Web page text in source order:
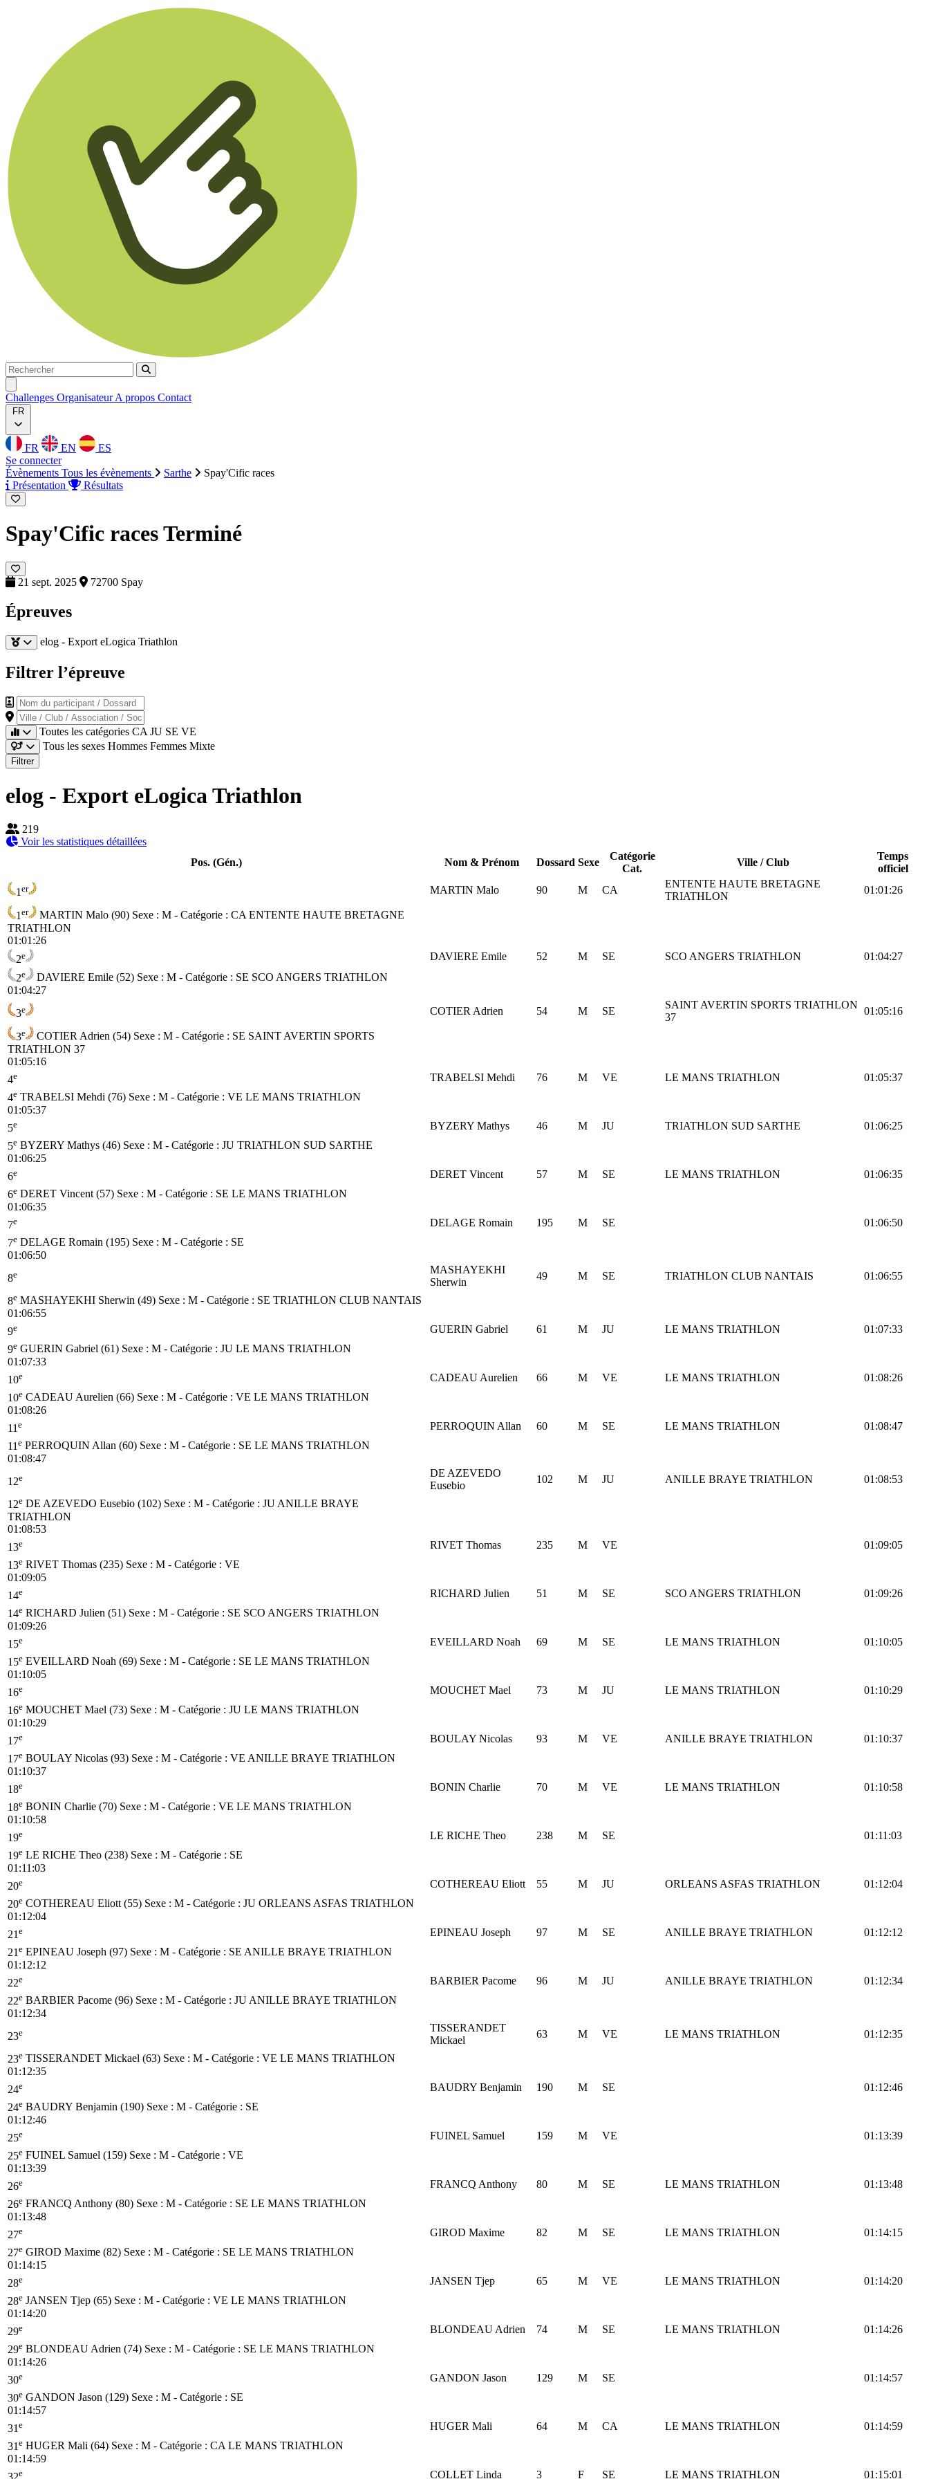
Rechercher
Rechercher
Challenges OrganisateurA propos Contact
FR
FR EN
ES
Se connecter
Évènements Tous les évènements Sarthe
Spay'Cific races
Présentation
Résultats
Spay'Cific racesTerminé
21 sept. 2025 72700 Spay
Épreuves
elog - Export eLogica Triathlon
Filtrer l’épreuve
Nom du participant / Dossard
Ville / Club / Association / Société
Toutes les catégories CA JU SE VE
Tous les sexes Hommes Femmes Mixte
Filtrer
elog - Export eLogica Triathlon
219
Voir les statistiques détaillées
Pos. (Gén.)
Nom & Prénom Dossard Sexe
Catégorie
Cat.
Ville / Club
Temps
officiel
1 er MARTIN Malo 90 M CA
ENTENTE HAUTE BRETAGNE
TRIATHLON
01:01:26
1 er MARTIN Malo (90) Sexe : M - Catégorie : CA ENTENTE HAUTE BRETAGNE
TRIATHLON
01:01:26
2e DAVIERE Emile 52 M SE SCO ANGERS TRIATHLON
01:04:27
2e DAVIERE Emile (52) Sexe : M - Catégorie : SE SCO ANGERS TRIATHLON
01:04:27
3e COTIER Adrien 54 M SE
SAINT AVERTIN SPORTS TRIATHLON
37
01:05:16
3e COTIER Adrien (54) Sexe : M - Catégorie : SE SAINT AVERTIN SPORTS
TRIATHLON 37
01:05:16
4e TRABELSI Mehdi 76 M VE LE MANS TRIATHLON
01:05:37
4e TRABELSI Mehdi (76) Sexe : M - Catégorie : VE LE MANS TRIATHLON
01:05:37
5e BYZERY Mathys 46 M JU TRIATHLON SUD SARTHE
01:06:25
5e BYZERY Mathys (46) Sexe : M - Catégorie : JU TRIATHLON SUD SARTHE
01:06:25
6e DERET Vincent 57 M SE LE MANS TRIATHLON
01:06:35
6e DERET Vincent (57) Sexe : M - Catégorie : SE LE MANS TRIATHLON
01:06:35
7e DELAGE Romain 195 M SE
01:06:50
7e DELAGE Romain (195) Sexe : M - Catégorie : SE
01:06:50
8e
MASHAYEKHI
Sherwin
49 M SE TRIATHLON CLUB NANTAIS 01:06:55
8e MASHAYEKHI Sherwin (49) Sexe : M - Catégorie : SE TRIATHLON CLUB NANTAIS
01:06:55
9e GUERIN Gabriel 61 M JU LE MANS TRIATHLON
01:07:33
9e GUERIN Gabriel (61) Sexe : M - Catégorie : JU LE MANS TRIATHLON
01:07:33
10e CADEAU Aurelien 66 M VE LE MANS TRIATHLON
01:08:26
10e CADEAU Aurelien (66) Sexe : M - Catégorie : VE LE MANS TRIATHLON
01:08:26
11 e PERROQUIN Allan 60 M SE LE MANS TRIATHLON
01:08:47
11 e PERROQUIN Allan (60) Sexe : M - Catégorie : SE LE MANS TRIATHLON
01:08:47
12e
DE AZEVEDO
Eusebio
102 M JU ANILLE BRAYE TRIATHLON 01:08:53
12e DE AZEVEDO Eusebio (102) Sexe : M - Catégorie : JUANILLE BRAYE
TRIATHLON
01:08:53
13e RIVET Thomas 235 M VE
01:09:05
13e RIVET Thomas (235) Sexe : M - Catégorie : VE
01:09:05
14e RICHARD Julien 51 M SE SCO ANGERS TRIATHLON
01:09:26
14e RICHARD Julien (51) Sexe : M - Catégorie : SE SCO ANGERS TRIATHLON
01:09:26
15e EVEILLARD Noah 69 M SE LE MANS TRIATHLON
01:10:05
15e EVEILLARD Noah (69) Sexe : M - Catégorie : SE LE MANS TRIATHLON
01:10:05
16e MOUCHET Mael 73 M JU LE MANS TRIATHLON
01:10:29
16e MOUCHET Mael (73) Sexe : M - Catégorie : JU LE MANS TRIATHLON
01:10:29
17e BOULAY Nicolas 93 M VE ANILLE BRAYE TRIATHLON
01:10:37
17e BOULAY Nicolas (93) Sexe : M - Catégorie : VE ANILLE BRAYE TRIATHLON
01:10:37
18e BONIN Charlie 70 M VE LE MANS TRIATHLON
01:10:58
18e BONIN Charlie (70) Sexe : M - Catégorie : VE LE MANS TRIATHLON
01:10:58
19e LE RICHE Theo 238 M SE
01:11:03
19e LE RICHE Theo (238) Sexe : M - Catégorie : SE
01:11:03
20e COTHEREAU Eliott 55 M JU ORLEANS ASFAS TRIATHLON
01:12:04
20e COTHEREAU Eliott (55) Sexe : M - Catégorie : JU ORLEANS ASFAS TRIATHLON
01:12:04
21 e EPINEAU Joseph 97 M SE ANILLE BRAYE TRIATHLON
01:12:12
21 e EPINEAU Joseph (97) Sexe : M - Catégorie : SE ANILLE BRAYE TRIATHLON
01:12:12
22e BARBIER Pacome 96 M JU ANILLE BRAYE TRIATHLON
01:12:34
22e BARBIER Pacome (96) Sexe : M - Catégorie : JUANILLE BRAYE TRIATHLON
01:12:34
23e
TISSERANDET
Mickael
63 M VE LE MANS TRIATHLON 01:12:35
23e TISSERANDET Mickael (63) Sexe : M - Catégorie : VE LE MANS TRIATHLON
01:12:35
24e BAUDRY Benjamin 190 M SE
01:12:46
24e BAUDRY Benjamin (190) Sexe : M - Catégorie : SE
01:12:46
25e FUINEL Samuel 159 M VE
01:13:39
25e FUINEL Samuel (159) Sexe : M - Catégorie : VE
01:13:39
26e FRANCQ Anthony 80 M SE LE MANS TRIATHLON
01:13:48
26e FRANCQ Anthony (80) Sexe : M - Catégorie : SE LE MANS TRIATHLON
01:13:48
27e GIROD Maxime 82 M SE LE MANS TRIATHLON
01:14:15
27e GIROD Maxime (82) Sexe : M - Catégorie : SE LE MANS TRIATHLON
01:14:15
28e JANSEN Tjep 65 M VE LE MANS TRIATHLON
01:14:20
28e JANSEN Tjep (65) Sexe : M - Catégorie : VE LE MANS TRIATHLON
01:14:20
29e BLONDEAU Adrien 74 M SE LE MANS TRIATHLON
01:14:26
29e BLONDEAU Adrien (74) Sexe : M - Catégorie : SE LE MANS TRIATHLON
01:14:26
30e GANDON Jason 129 M SE
01:14:57
30e GANDON Jason (129) Sexe : M - Catégorie : SE
01:14:57
31 e HUGER Mali 64 M CA LE MANS TRIATHLON
01:14:59
31 e HUGER Mali (64) Sexe : M - Catégorie : CA LE MANS TRIATHLON
01:14:59
32e COLLET Linda 3 F SE LE MANS TRIATHLON 01:15:01